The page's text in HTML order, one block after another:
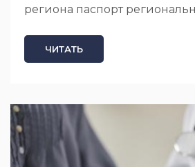
региона паспорт
ЧИТАТЬ